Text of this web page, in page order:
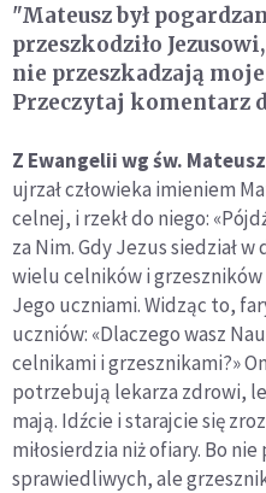
"Mateusz był
przeszkodziło
nie przeszkadzają
Przeczytaj komentarz
Z Ewangelii wg św.
ujrzał człowieka imieniem
celnej, i rzekł do niego:
za Nim. Gdy Jezus siedział
wielu celników i
Jego uczniami. Widząc to,
uczniów: «Dlaczego wasz
celnikami i grzesznikami?»
potrzebują lekarza zdrowi,
mają. Idźcie i starajcie się
miłosierdzia niż ofiary. Bo
sprawiedliwych, ale